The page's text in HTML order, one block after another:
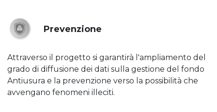
Prevenzione
Attraverso il progetto si garantirà l'ampliamento del
grado di diffusione dei dati sulla gestione del fondo
Antiusura e la prevenzione verso la possibilità che
avvengano fenomeni illeciti.